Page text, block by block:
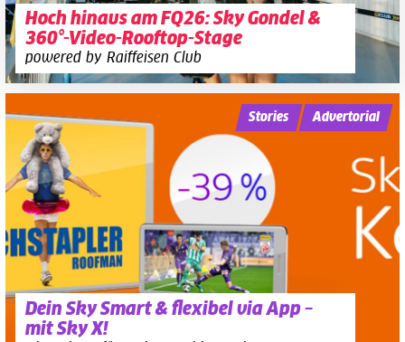
Hoch hinaus am FQ26: Sky Gondel &
360°-Video-Rooftop-Stage
powered by Raiffeisen Club
Dein Sky Smart & flexibel via App –
mit Sky X!
Stories Advertorial